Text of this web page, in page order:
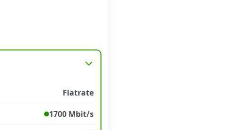
Flatrate
1700 Mbit/s